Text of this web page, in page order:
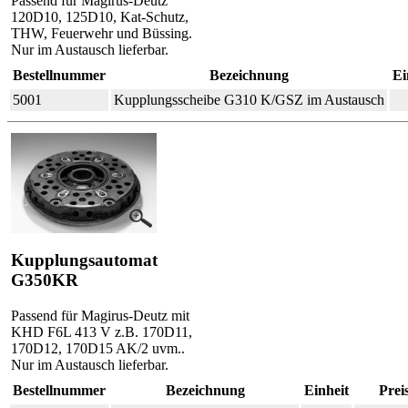
120D10, 125D10, Kat-Schutz,
THW, Feuerwehr und Büssing.
Nur im Austausch lieferbar.
Bestellnummer
Bezeichnung
5001
Kupplungsscheibe G310 K/GSZ im Austausch
Kupplungsautomat
G350KR
Passend für Magirus-Deutz mit
KHD F6L 413 V z.B. 170D11,
170D12, 170D15 AK/2 uvm..
Nur im Austausch lieferbar.
Bestellnummer
Bezeichnung Einheit